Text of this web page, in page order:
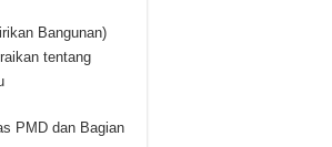
Bangunan)
tentang
PMD dan Bagian